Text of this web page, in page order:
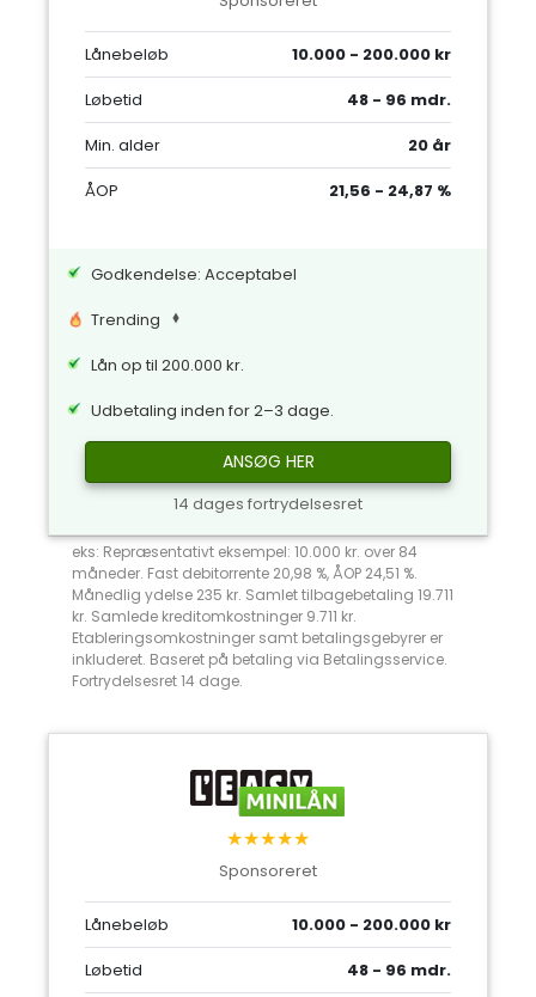
Lånebeløb
10.000 - 200.000 kr
Løbetid
48 - 96 mdr.
Min. alder
20 år
ÅOP
21,56 - 24,87 %
Godkendelse: Acceptabel
Trending
Lån op til 200.000 kr.
Udbetaling inden for 2–3 dage.
ANSØG HER
14 dages fortrydelsesret
eks: Repræsentativt eksempel: 10.000 kr. over 84
måneder. Fast debitorrente 20,98 %, ÅOP 24,51 %.
Månedlig ydelse 235 kr. Samlet tilbagebetaling 19.711
kr. Samlede kreditomkostninger 9.711 kr.
Etableringsomkostninger samt betalingsgebyrer er
inkluderet. Baseret på betaling via Betalingsservice.
Fortrydelsesret 14 dage.
★★★★★
Sponsoreret
Lånebeløb
10.000 - 200.000 kr
Løbetid
48 - 96 mdr.